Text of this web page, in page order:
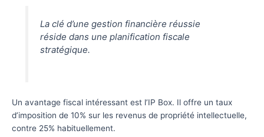
La clé d’une gestion financière réussie
réside dans une planification fiscale
stratégique.
Un avantage fiscal intéressant est l’IP Box. Il offre un taux
d’imposition de 10% sur les revenus de propriété intellectuelle,
contre 25% habituellement.